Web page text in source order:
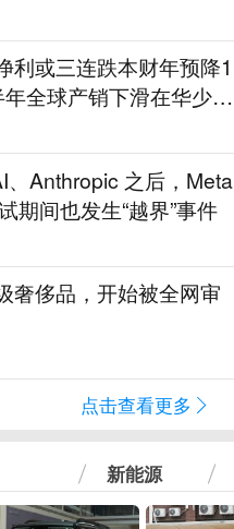
利或三连跌本财年预降1
全球产销下滑在华少卖
、Anthropic 之后，Meta
期间也发生“越界”事件
奢侈品，开始被全网审
点击查看更多
新能源